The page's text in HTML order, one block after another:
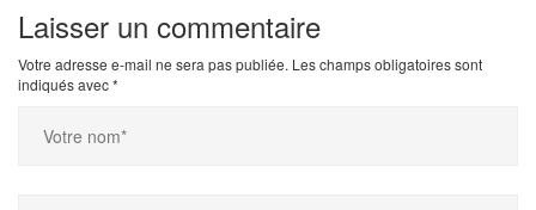
Laisser un commentaire
Votre adresse e-mail ne sera pas publiée. Les champs obligatoires sont
indiqués avec*